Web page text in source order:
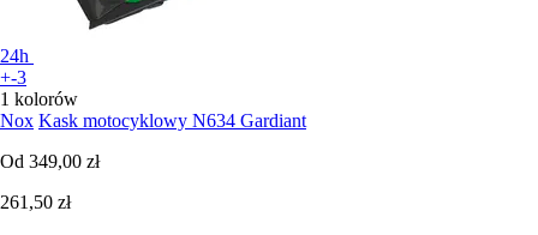
24h
+-3
1 kolorów
Nox Kask motocyklowy N634 Gardiant
Od 349,00 zł
261,50 zł